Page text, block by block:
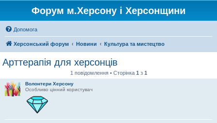
Форум м.Херсону і Херсонщини
Допомога
Херсонський форум Новини Культура та мистецтво
Арттерапія для херсонців
1 повідомлення • Сторінка 1 з 1
Волонтери Херсону
Особливо цінний користувач